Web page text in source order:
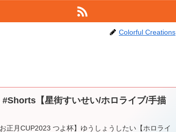
Colorful Creations
【星街すいせい/ホロライブ/手描
月CUP2023 つよ杯】ゆうしょうしたい【ホロライ